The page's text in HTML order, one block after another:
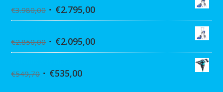
€3.980,00 €2.795,00
€2.850,00 €2.095,00
€549,70 €535,00